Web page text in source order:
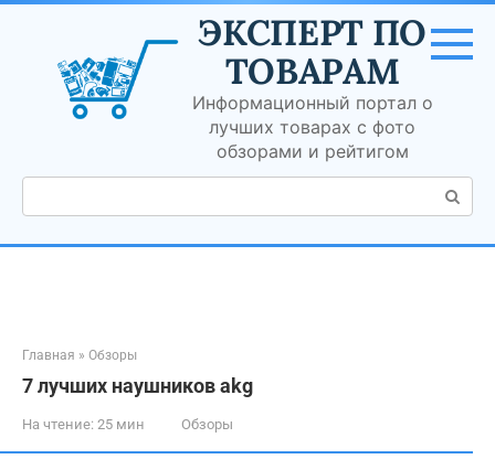
Перейти
контенту
ЭКСПЕРТ ПО
ТОВАРАМ
Информационный портал о
лучших товарах с фото
обзорами и рейтигом
Поиск:
Главная » Обзоры
7 лучших наушников akg
На чтение: 25 мин Обзоры